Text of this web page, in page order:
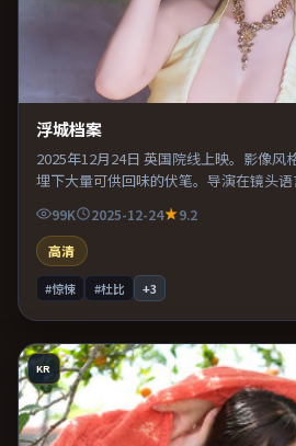
浮城档案
2025年12月24日 英国院线上映。影像风
埋下大量可供回味的伏笔。导演在镜头
特写交替强化压迫感。适合喜欢现实主
足。
99K 2025-12-24
9.2
高清
#惊悚 #杜比 +3
KR